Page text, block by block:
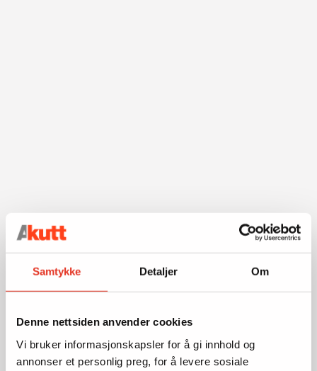
Samtykke Detaljer Om
Denne nettsiden anvender cookies
Vi bruker informasjonskapsler for å gi innhold og
annonser et personlig preg, for å levere sosiale